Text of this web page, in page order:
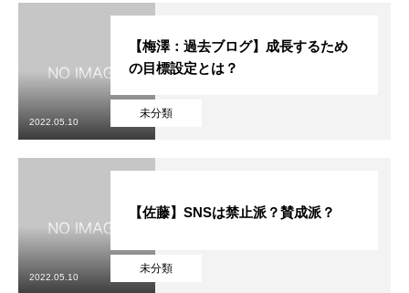
未分類
【梅澤：過去ブログ】成長するため
の目標設定とは？
2022.05.10
未分類
【佐藤】SNSは禁止派？賛成派？
2022.05.10